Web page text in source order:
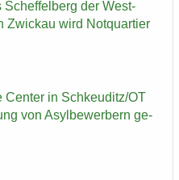
Schef­fel­berg der West­
Zwi­ckau wird Not­quar­tier
Cen­ter in Schkeu­ditz/OT
von Asyl­be­wer­bern ge­